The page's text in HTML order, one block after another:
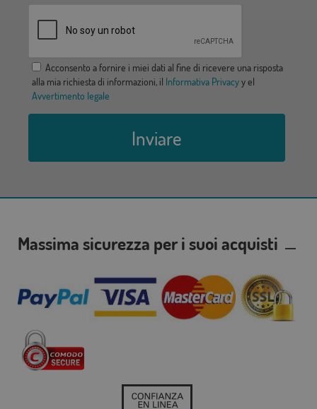
Acconsento a fornire i miei dati al fine di ricevere una risposta
alla mia richiesta di informazioni, il Informativa Privacyy el
Avvertimento legale
Inviare
Massima sicurezza per i suoi acquisti